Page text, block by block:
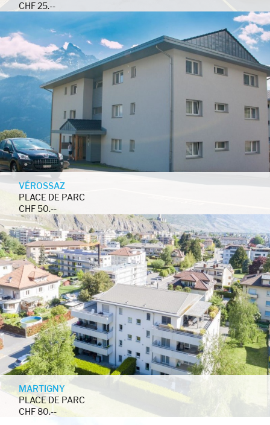
CHF 25.--
VÉROSSAZ
PLACE DE PARC
CHF 50.--
MARTIGNY
PLACE DE PARC
CHF 80.--